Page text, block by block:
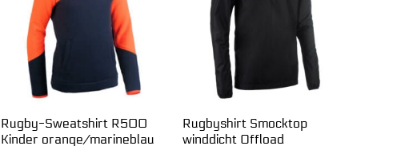
Rugby-Sweatshirt R500
Kinder orange/marineblau
Rugbyshirt Smocktop
winddicht Offload